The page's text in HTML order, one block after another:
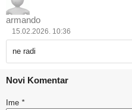
armando
15.02.2026. 10:36
ne radi
Novi Komentar
Ime *